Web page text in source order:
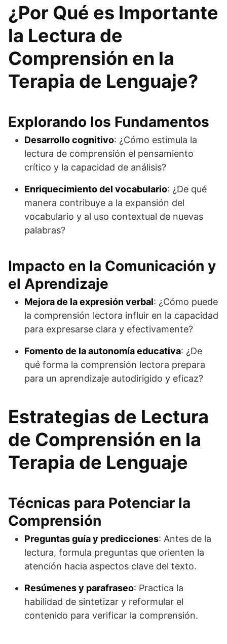
¿Por Qué es Importante
la Lectura de
Comprensión en la
Terapia de Lenguaje?
Explorando los Fundamentos
Desarrollo cognitivo: ¿Cómo estimula la
lectura de comprensión el pensamiento
crítico y la capacidad de análisis?
Enriquecimiento del vocabulario: ¿De qué
manera contribuye a la expansión del
vocabulario y al uso contextual de nuevas
palabras?
Impacto en la Comunicación y
el Aprendizaje
Mejora de la expresión verbal: ¿Cómo puede
la comprensión lectora influir en la capacidad
para expresarse clara y efectivamente?
Fomento de la autonomía educativa: ¿De
qué forma la comprensión lectora prepara
para un aprendizaje autodirigido y eficaz?
Estrategias de Lectura
de Comprensión en la
Terapia de Lenguaje
Técnicas para Potenciar la
Comprensión
Preguntas guía y predicciones: Antes de la
lectura, formula preguntas que orienten la
atención hacia aspectos clave del texto.
Resúmenes y parafraseo: Practica la
habilidad de sintetizar y reformular el
contenido para verificar la comprensión.